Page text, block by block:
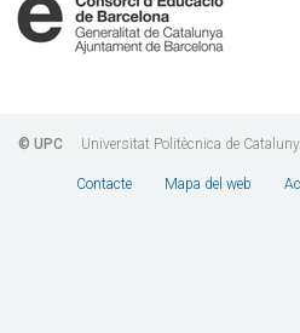
© UPC Universitat Politècnica de
Contacte Mapa del web